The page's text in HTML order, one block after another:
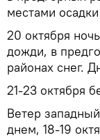
местами
20 октября
дожди, в
районах снег.
21-23 октября
Ветер
днем, 18-19